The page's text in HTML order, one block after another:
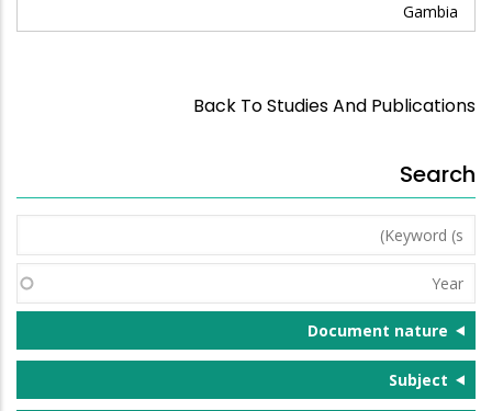
Gambia
Back To Studies And Publications
Search
Keyword
(s)
Year
Document nature
Subject